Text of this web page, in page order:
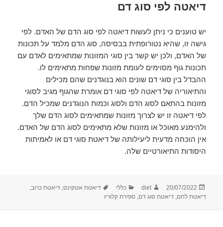
דיאטה לפי סוג דם
יש טוענים כי ניתן לעשות דיאטה לפי סוג הדם של האדם. לפי
גישה זו, שהיא נטורופתית בבסיסה, סוג הדם מלמד על תכונות
של האדם, ולכן יש קשר בין סוגי המזונות שמתאימים לאדם עם
תכונות גוף מסוימים לעומת מזונות שפחות מתאימים לו.
ההבדל בין סוגי דם שונים הוא בנוגדנים שהם מכילים
והתיאוריה של דיאטה לפי סוגי דם אומרת שהגוף מגיב לסוגי
מזונות בהתאם לסוג הדם ולסוג וכמות הנוגדנים שמכיל הדם.
לפי דיאטה זו יש לצרוך מזונות שמתאימים לסוג הדם שלך
ולהימנע מאוכל או מזונות שלא מתאימים לסוג הדם של האדם.
אין הוכחה מדעית ליעילותה של דיאטת סוגי דם או לאמיתות
היסודות התיאורטיים שלה.
פורסם
בתאריך
20/07/2022 מחבר
diet קטגוריות
כללי תגיות
דיאטת אטקינס,דיאטת כרוב,
דיאטת לחם,דיאטת סוג דם,ספירת קלוריו